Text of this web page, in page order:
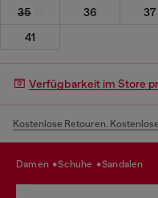
35 36 37
41
Verfügbarkeit im Store
Kostenlose Retouren.
damen schuhe sandalen